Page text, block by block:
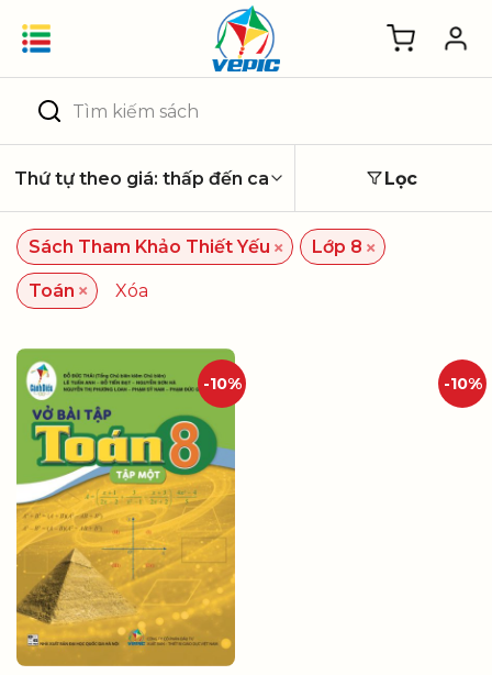
Tìm
kiếm:
Lọc
Sách Tham Khảo Thiết Yếu × Lớp 8 ×
Toán × Xóa
-10% -10%